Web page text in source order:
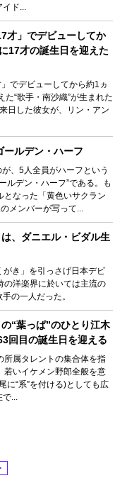
ド...
才」でデビューしてか
17才の誕生日を迎えた
でデビューしてから約1ヵ
た“歌手・南沙織”が生まれた
日した彼女が、リン・アン
ールデン・ハーフ
、5人全員がハーフという
ルデン・ハーフ”である。も
となった「黄色いサクラン
メンバーが写って...
、ダニエル・ビダル生
き」を引っさげ日本デビ
の洋楽界に於いては主流の
の一人だった。
“葉っぱ”のひとり江木
回目の誕生日を迎える
所属タレントの集合体を指
若いイケメン野郎全般を意
に“系”を付ける)としても広
で...